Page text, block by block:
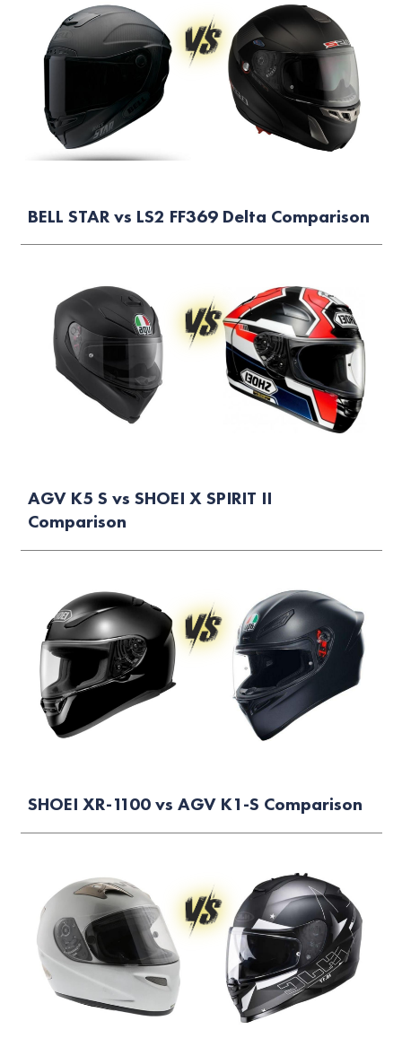
BELL STAR vs LS2 FF369 Delta Comparison
AGV K5 S vs SHOEI X SPIRIT II
Comparison
SHOEI XR-1100 vs AGV K1-S Comparison